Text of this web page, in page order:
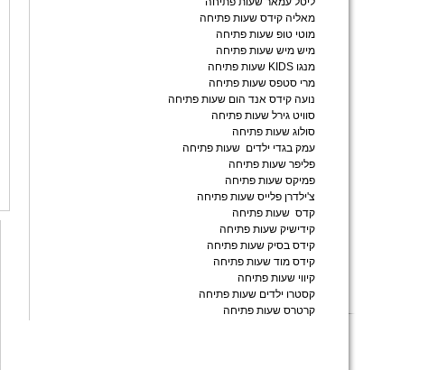
מאליה קידס שעות פתיחה
מוטי טופ שעות פתיחה
מיש מיש שעות פתיחה
מנגו KIDS שעות פתיחה
מרי סטפס שעות פתיחה
נועה קידס אנד הום שעות פתיחה
סוויט גירל שעות פתיחה
סולוג שעות פתיחה
עמק בגדי ילדים שעות פתיחה
פליפר שעות פתיחה
פמיקס שעות פתיחה
צ'ילדרן פלייס שעות פתיחה
קדס שעות פתיחה
קידישיק שעות פתיחה
קידס בסיק שעות פתיחה
קידס מוד שעות פתיחה
קיווי שעות פתיחה
קסטרו ילדים שעות פתיחה
קרטרס שעות פתיחה